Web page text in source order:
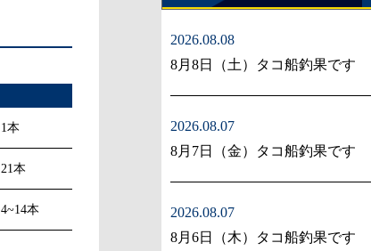
1本
21本
4~14本
2026.08.08
8月8日（土）タコ船釣果です
2026.08.07
8月7日（金）タコ船釣果です
2026.08.07
8月6日（木）タコ船釣果です